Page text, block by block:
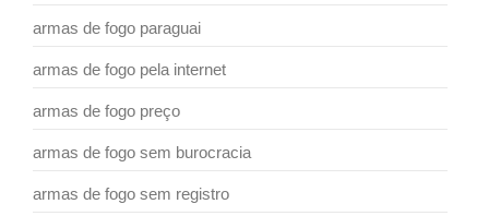
armas de fogo paraguai
armas de fogo pela internet
armas de fogo preço
armas de fogo sem burocracia
armas de fogo sem registro